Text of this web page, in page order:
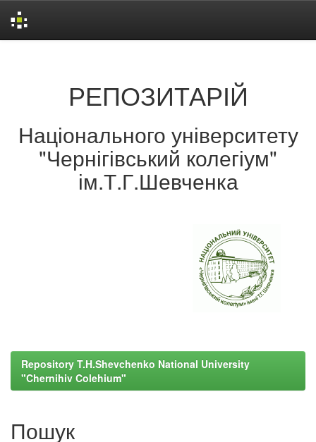
РЕПОЗИТАРІЙ
Національного університету
"Чернігівський колегіум"
ім.Т.Г.Шевченка
Repository T.H.Shevchenko National University
"Chernihiv Colehium"
Пошук